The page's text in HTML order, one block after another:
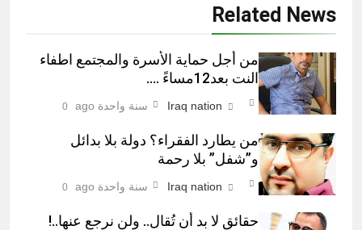
Related News
من أجل حماية الأسرة والمجتمع اطفاء
النت بعد12مساءً ….
Iraq nation سنة واحدة ago 0
من يطارد الفقراء؟ دولة بلا بدائل
و”شفل” بلا رحمة
Iraq nation سنة واحدة ago 0
حقائق لا بد أن تُقال.. ولن نرجع عنها..!